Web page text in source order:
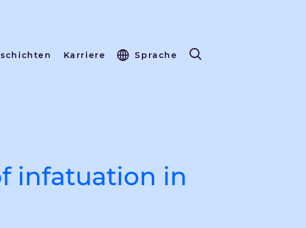
Karriere Sprache
infatuation in